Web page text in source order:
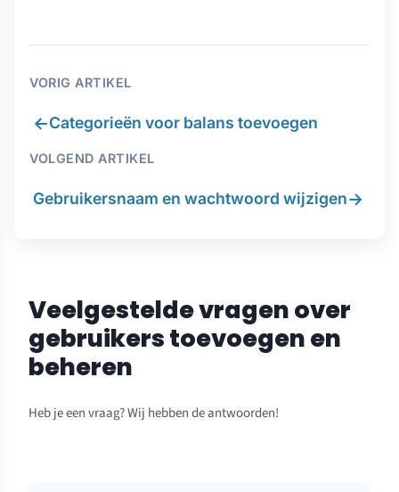
VORIG ARTIKEL
←Categorieën voor balans toevoegen
VOLGEND ARTIKEL
Gebruikersnaam en wachtwoord wijzigen→
Veelgestelde vragen over
gebruikers toevoegen en
beheren
Heb je een vraag? Wij hebben de antwoorden!